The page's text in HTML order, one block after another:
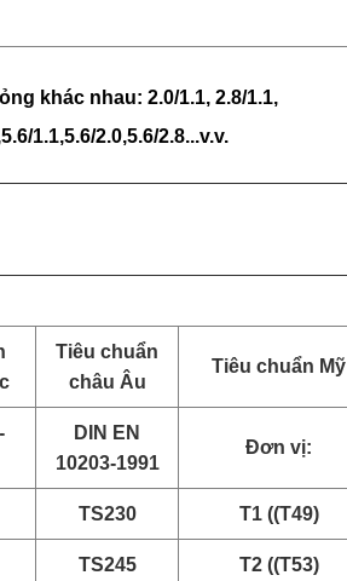
khác nhau: 2.0/1.1, 2.8/1.1,
1.1,5.6/2.0,5.6/2.8...v.v.
Tiêu chuẩn
châu Âu
Tiêu chuẩn Mỹ
DIN EN
10203-1991
Đơn vị:
TS230 T1 ((T49)
TS245 T2 ((T53)